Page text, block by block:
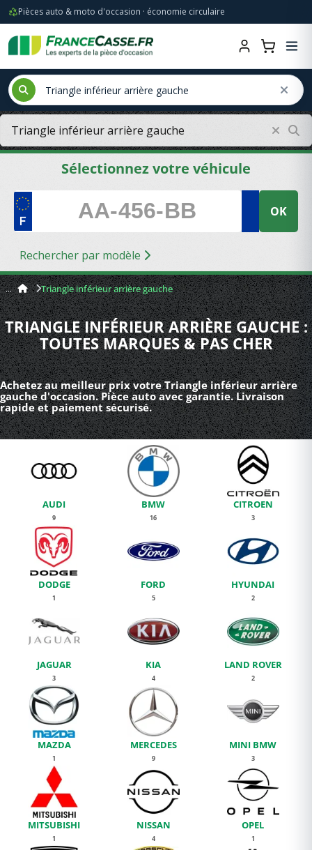
Pièces auto & moto d'occasion · économie circulaire
Sélectionnez votre véhicule
OK
Rechercher par modèle
Triangle inférieur arrière gauche
TRIANGLE INFÉRIEUR ARRIÈRE GAUCHE :
TOUTES MARQUES & PAS CHER
Achetez au meilleur prix votre Triangle inférieur arrière
gauche d'occasion. Pièce auto avec garantie. Livraison
rapide et paiement sécurisé.
AUDI
9
BMW
16
CITROEN
3
DODGE
1
FORD
5
HYUNDAI
2
JAGUAR
3
KIA
4
LAND ROVER
2
MAZDA
1
MERCEDES
9
MINI BMW
3
MITSUBISHI
1
NISSAN
4
OPEL
1